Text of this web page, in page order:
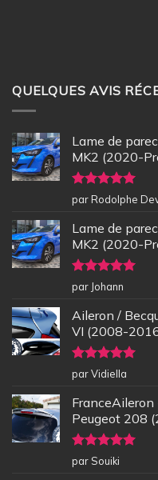
QUELQUES AVIS
Lame de
MK2 (2020-
Note5sur
5
par Rodolphe
Lame de
MK2 (2020-
Note5sur
5
par Johann
Aileron /
VI (2008-
Note5sur
5
par Vidiella
Peugeot 208
Note5sur
5
par Souiki